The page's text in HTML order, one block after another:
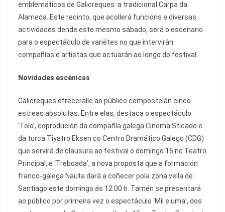
emblemáticos de Galicreques: a tradicional Carpa da
Alameda. Este recinto, que acollerá funcións e diversas
actividades dende este mesmo sábado, será o escenario
para o espectáculo de variétes no que intervirán
compañías e artistas que actuarán ao longo do festival.
Novidades escénicas
Galicreques ofreceralle ao público compostelán cinco
estreas absolutas. Entre elas, destaca o espectáculo
‘Tolo’, coprodución da compañía galega Cinema Sticado e
da turca Tiyatro Eksen co Centro Dramático Galego (CDG)
que servirá de clausura ao festival o domingo 16 no Teatro
Principal, e ‘Treboada’, a nova proposta que a formación
franco-galega Nauta dará a coñecer pola zona vella de
Santiago este domingo ás 12.00 h. Tamén se presentará
ao público por primeira vez o espectáculo ‘Mil e uma’, dos